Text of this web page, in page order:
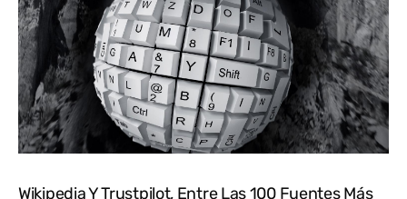
Wikipedia Y Trustpilot, Entre Las 100 Fuentes Más